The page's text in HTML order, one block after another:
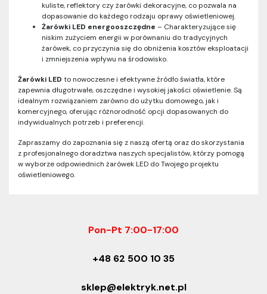
kuliste, reflektory czy żarówki dekoracyjne, co pozwala na
dopasowanie do każdego rodzaju oprawy oświetleniowej.
Żarówki LED energooszczędne – Charakteryzujące się
niskim zużyciem energii w porównaniu do tradycyjnych
żarówek, co przyczynia się do obniżenia kosztów eksploatacji
i zmniejszenia wpływu na środowisko.
Żarówki LED to nowoczesne i efektywne źródło światła, które
zapewnia długotrwałe, oszczędne i wysokiej jakości oświetlenie. Są
idealnym rozwiązaniem zarówno do użytku domowego, jak i
komercyjnego, oferując różnorodność opcji dopasowanych do
indywidualnych potrzeb i preferencji.
Zapraszamy do zapoznania się z naszą ofertą oraz do skorzystania
z profesjonalnego doradztwa naszych specjalistów, którzy pomogą
w wyborze odpowiednich żarówek LED do Twojego projektu
oświetleniowego.
Pon-Pt 7:00-17:00
+48 62 500 10 35
sklep@elektryk.net.pl